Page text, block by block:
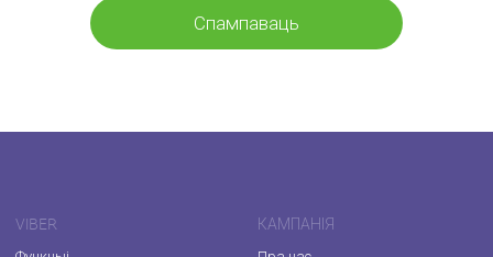
Спампаваць
VIBER КАМПАНІЯ